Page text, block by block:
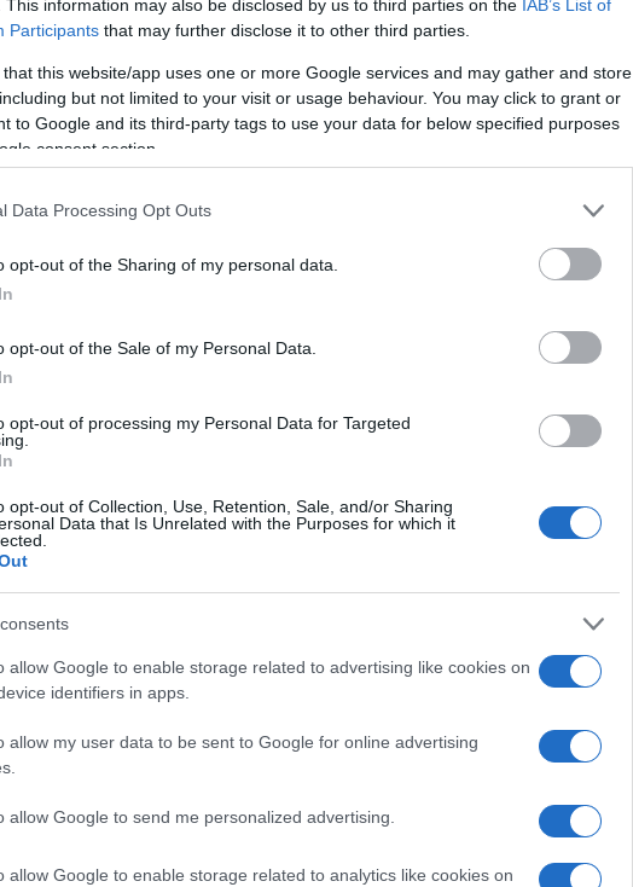
This information may also be disclosed by us to third parties on the IAB’s List of
Participants that may further disclose it to other third parties.
that this website/app uses one or more Google services and may gather and store
but not limited to your visit or usage behaviour. You may click to grant or
to Google and its third-party tags to use your data for below specified purposes
consent section.
Data Processing Opt Outs
opt-out of the Sharing of my personal data.
opt-out of the Sale of my Personal Data.
opt-out of processing my Personal Data for Targeted
opt-out of Collection, Use, Retention, Sale, and/or Sharing
Data that Is Unrelated with the Purposes for which it
allow Google to enable storage related to advertising like cookies on
identifiers in apps.
allow my user data to be sent to Google for online advertising
allow Google to send me personalized advertising.
allow Google to enable storage related to analytics like cookies on
delle scelte
familiare che ha affascinato il Giappone”
dalla nonna un insegnamento che
tutto in modo impulsivo, Maho impara a
percorsi si incrociano nuovamente, rivelando
la propria vita. Ti sei mai chiesto
il nostro destino? Questo racconto
delle tradizioni e del legame familiare,
ogni scelta che facciamo.
della libertà
, un ritratto profondo della condizione